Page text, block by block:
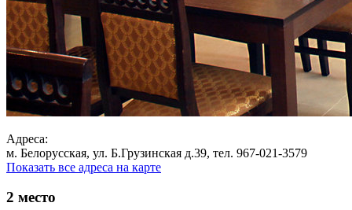
Адреса:
м. Белорусская, ул. Б.Грузинская д.39, тел. 967-021-3579
Показать все адреса на карте
2 место